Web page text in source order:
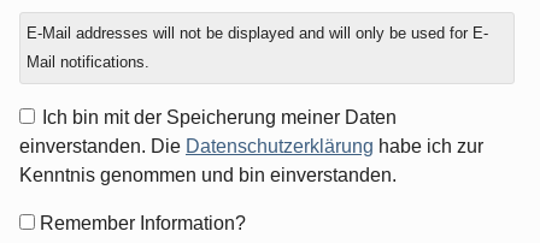
E-Mail addresses will not be displayed and will only be used for E-
Mail notifications.
Ich bin mit der Speicherung meiner Daten
einverstanden. Die Datenschutzerklärung habe ich zur
Kenntnis genommen und bin einverstanden.
FormRemember Information?